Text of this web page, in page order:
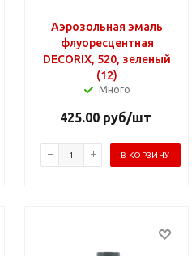
Аэрозольная эмаль
флуоресцентная
DECORIX, 520, зеленый
(12)
Много
425.00руб/шт
В КОРЗИНУ